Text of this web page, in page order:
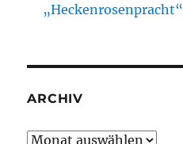
„Heckenrosenpracht“
ARCHIV
Archiv